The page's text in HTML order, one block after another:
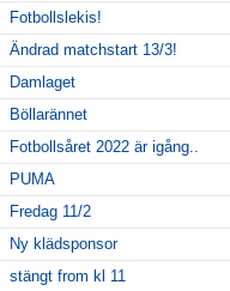
Fotbollslekis!
Ändrad matchstart 13/3!
Damlaget
Böllarännet
Fotbollsåret 2022 är igång..
PUMA
Fredag 11/2
Ny klädsponsor
stängt from kl 11